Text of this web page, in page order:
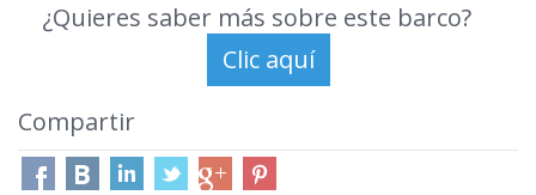
¿Quieres saber más sobre este barco?
Compartir